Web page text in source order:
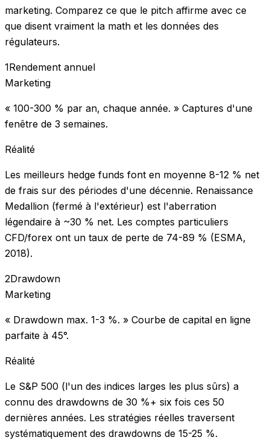
marketing. Comparez ce que le pitch affirme avec ce
que disent vraiment la math et les données des
régulateurs.
1Rendement annuel
Marketing
« 100-300 % par an, chaque année. » Captures d'une
fenêtre de 3 semaines.
Réalité
Les meilleurs hedge funds font en moyenne 8-12 % net
de frais sur des périodes d'une décennie. Renaissance
Medallion (fermé à l'extérieur) est l'aberration
légendaire à ~30 % net. Les comptes particuliers
CFD/forex ont un taux de perte de 74-89 % (ESMA,
2018).
2Drawdown
Marketing
« Drawdown max. 1-3 %. » Courbe de capital en ligne
parfaite à 45°.
Réalité
Le S&P 500 (l'un des indices larges les plus sûrs) a
connu des drawdowns de 30 %+ six fois ces 50
dernières années. Les stratégies réelles traversent
systématiquement des drawdowns de 15-25 %.